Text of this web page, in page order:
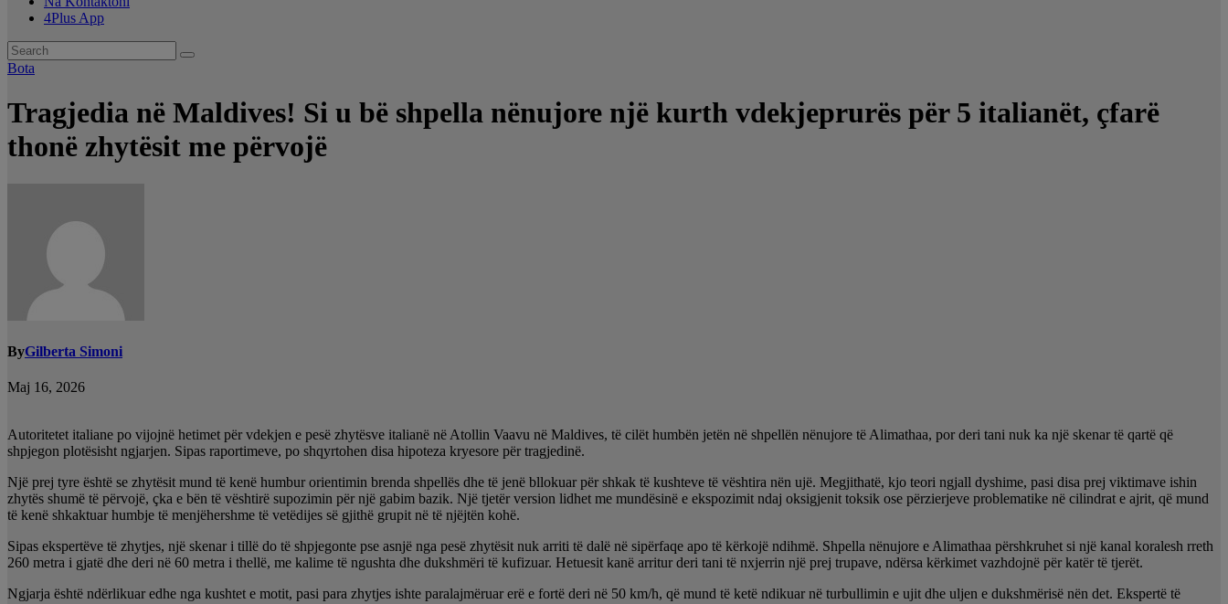
4Plus App
Bota
Tragjedia në Maldives! Si u bë shpella nënujore një kurth vdekjeprurës për 5 italianët, çfarë
thonë zhytësit me përvojë
ByGilberta Simoni
Maj 16, 2026
Autoritetet italiane po vijojnë hetimet për vdekjen e pesë zhytësve italianë në Atollin Vaavu në Maldives, të cilët humbën jetën në shpellën nënujore të Alimathaa, por deri tani nuk ka një skenar të qartë që
shpjegon plotësisht ngjarjen. Sipas raportimeve, po shqyrtohen disa hipoteza kryesore për tragjedinë.
Një prej tyre është se zhytësit mund të kenë humbur orientimin brenda shpellës dhe të jenë bllokuar për shkak të kushteve të vështira nën ujë. Megjithatë, kjo teori ngjall dyshime, pasi disa prej viktimave ishin
zhytës shumë të përvojë, çka e bën të vështirë supozimin për një gabim bazik. Një tjetër version lidhet me mundësinë e ekspozimit ndaj oksigjenit toksik ose përzierjeve problematike në cilindrat e ajrit, që mund
të kenë shkaktuar humbje të menjëhershme të vetëdijes së gjithë grupit në të njëjtën kohë.
Sipas ekspertëve të zhytjes, një skenar i tillë do të shpjegonte pse asnjë nga pesë zhytësit nuk arriti të dalë në sipërfaqe apo të kërkojë ndihmë. Shpella nënujore e Alimathaa përshkruhet si një kanal koralesh rreth
260 metra i gjatë dhe deri në 60 metra i thellë, me kalime të ngushta dhe dukshmëri të kufizuar. Hetuesit kanë arritur deri tani të nxjerrin një prej trupave, ndërsa kërkimet vazhdojnë për katër të tjerët.
Ngjarja është ndërlikuar edhe nga kushtet e motit, pasi para zhytjes ishte paralajmëruar erë e fortë deri në 50 km/h, që mund të ketë ndikuar në turbullimin e ujit dhe uljen e dukshmërisë nën det. Ekspertë të